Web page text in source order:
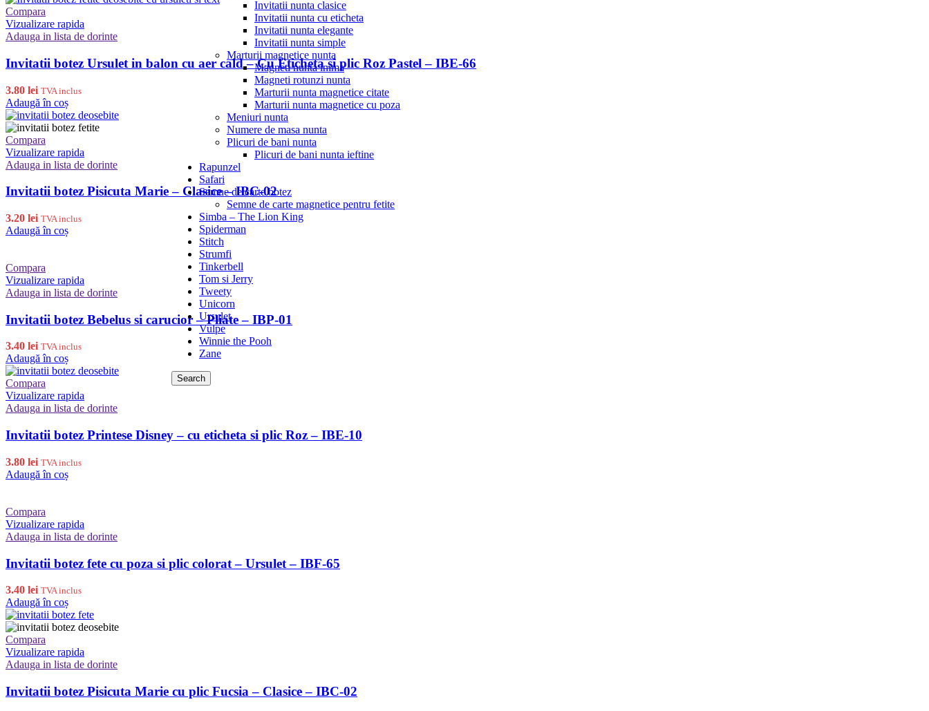
Invitatii nunta clasice
Invitatii nunta cu eticheta
Invitatii nunta elegante
Invitatii nunta simple
Marturii magnetice nunta
Magneti nunta inima
Magneti rotunzi nunta
Marturii nunta magnetice citate
Marturii nunta magnetice cu poza
Meniuri nunta
Numere de masa nunta
Plicuri de bani nunta
Plicuri de bani nunta ieftine
Rapunzel
Safari
Semne de carte botez
Semne de carte magnetice pentru fetite
Simba – The Lion King
Spiderman
Stitch
Strumfi
Tinkerbell
Tom si Jerry
Tweety
Unicorn
Ursulet
Vulpe
Winnie the Pooh
Zane
Search
Compara
Vizualizare rapida
Adauga in lista de dorinte
Invitatii botez Ursulet in balon cu aer cald – Cu Eticheta si plic Roz Pastel – IBE-66
3.80 lei TVA inclus
Adaugă în coș
Compara
Vizualizare rapida
Adauga in lista de dorinte
Invitatii botez Pisicuta Marie – Clasice – IBC-02
3.20 lei TVA inclus
Adaugă în coș
Compara
Vizualizare rapida
Adauga in lista de dorinte
Invitatii botez Bebelus si carucior – Pliate – IBP-01
3.40 lei TVA inclus
Adaugă în coș
Compara
Vizualizare rapida
Adauga in lista de dorinte
Invitatii botez Printese Disney – cu eticheta si plic Roz – IBE-10
3.80 lei TVA inclus
Adaugă în coș
Compara
Vizualizare rapida
Adauga in lista de dorinte
Invitatii botez fete cu poza si plic colorat – Ursulet – IBF-65
3.40 lei TVA inclus
Adaugă în coș
Compara
Vizualizare rapida
Adauga in lista de dorinte
Invitatii botez Pisicuta Marie cu plic Fucsia – Clasice – IBC-02